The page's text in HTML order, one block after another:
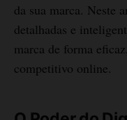
da sua marca. Neste
detalhadas e
marca de forma
competitivo online.